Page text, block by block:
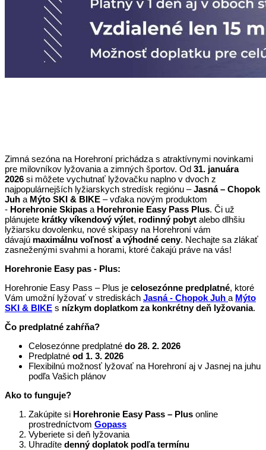
Zimná sezóna na Horehroní prichádza s atraktívnymi novinkami
pre milovníkov lyžovania a zimných športov. Od 31. januára
2026 si môžete vychutnať lyžovačku naplno v dvoch z
najpopulárnejších lyžiarskych stredísk regiónu –Jasná – Chopok
Juh a Mýto SKI & BIKE – vďaka novým produktom
- Horehronie Skipas a Horehronie Easy Pass Plus. Či už
plánujete krátky víkendový výlet, rodinný pobyt alebo dlhšiu
lyžiarsku dovolenku, nové skipasy na Horehroní vám
dávajú maximálnu voľnosť a výhodné ceny. Nechajte sa zlákať
zasneženými svahmi a horami, ktoré čakajú práve na vás!
Horehronie Easy pas - Plus:
Horehronie Easy Pass – Plus je celosezónne predplatné, ktoré
Vám umožní lyžovať v strediskách Jasná - Chopok Juh a Mýto
SKI & BIKE s nízkym doplatkom za konkrétny deň lyžovania.
Čo predplatné zahŕňa?
Celosezónne predplatné do 28. 2. 2026
Predplatné od 1. 3. 2026
Flexibilnú možnosť lyžovať na Horehroní aj v Jasnej na juhu
podľa Vašich plánov
Ako to funguje?
Zakúpite si Horehronie Easy Pass – Plus online
prostredníctvom Gopass
Vyberiete si deň lyžovania
Uhradíte denný doplatok podľa termínu